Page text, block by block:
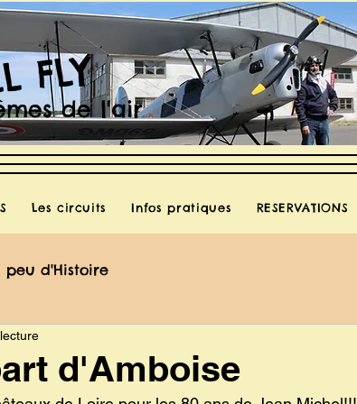
FLY
de l'air
Les circuits Infos pratiques RESERVATIONS
peu d'Histoire
d'Amboise